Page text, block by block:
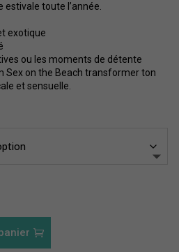
toute l’année.
exotique
ou les moments de détente
Sex on the Beach transformer ton
et sensuelle.